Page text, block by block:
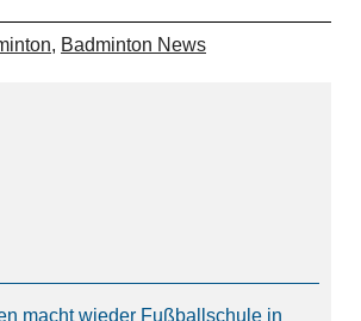
, Badminton News
macht wieder Fußballschule in